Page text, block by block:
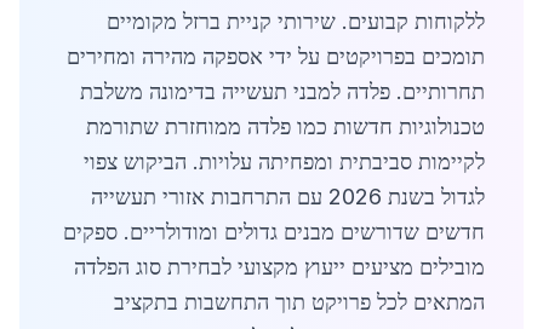
ללקוחות קבועים. שירותי קניית ברזל מקומיים
תומכים בפרויקטים על ידי אספקה מהירה ומחירים
תחרותיים. פלדה למבני תעשייה בדימונה משלבת
טכנולוגיות חדשות כמו פלדה ממוחזרת שתורמת
לקיימות סביבתית ומפחיתה עלויות. הביקוש צפוי
לגדול בשנת 2026 עם התרחבות אזורי תעשייה
חדשים שדורשים מבנים גדולים ומודולריים. ספקים
מובילים מציעים ייעוץ מקצועי לבחירת סוג הפלדה
המתאים לכל פרויקט תוך התחשבות בתקציב